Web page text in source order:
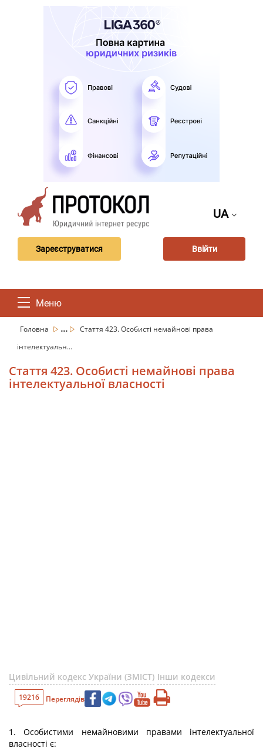
UA
Зареєструватися Ввійти
Меню
Головна ...
Стаття 423. Особисті немайнові права
інтелектуальн...
Стаття 423. Особисті немайнові права
інтелектуальної власності
Цивільний кодекс України (ЗМІСТ) Інши кодекси
19216 Переглядів
1. Особистими немайновими правами інтелектуальної
власності є: